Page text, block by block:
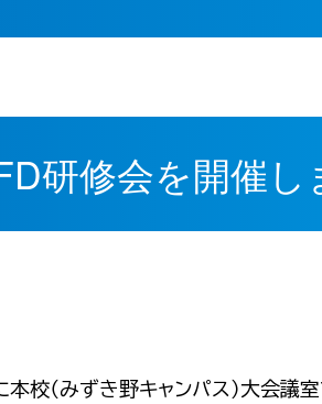
研修会を開催し
（みずき野キャンパス）大会議室